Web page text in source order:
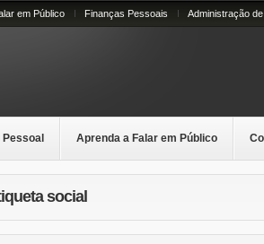
em Público Finanças Pessoais Administração
Aprenda a Falar em Público
social